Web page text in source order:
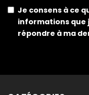
Je consens à ce
informations que
répondre à ma